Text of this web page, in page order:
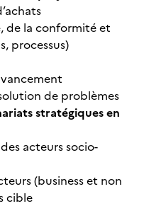
de la conformité et
processus)
de problèmes
stratégiques en
acteurs socio-
(business et non
cible